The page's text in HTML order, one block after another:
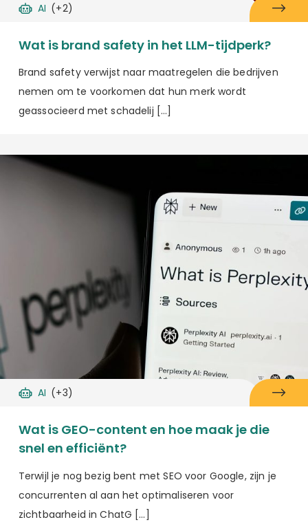
AI (+2)
Wat is brand safety in het LLM-tijdperk?
Brand safety verwijst naar maatregelen die bedrijven
nemen om te voorkomen dat hun merk wordt
geassocieerd met schadelij […]
AI (+3)
Wat is GEO-content en hoe maak je die
snel en efficiënt?
Terwijl je nog bezig bent met SEO voor Google, zijn je
concurrenten al aan het optimaliseren voor
zichtbaarheid in ChatG […]